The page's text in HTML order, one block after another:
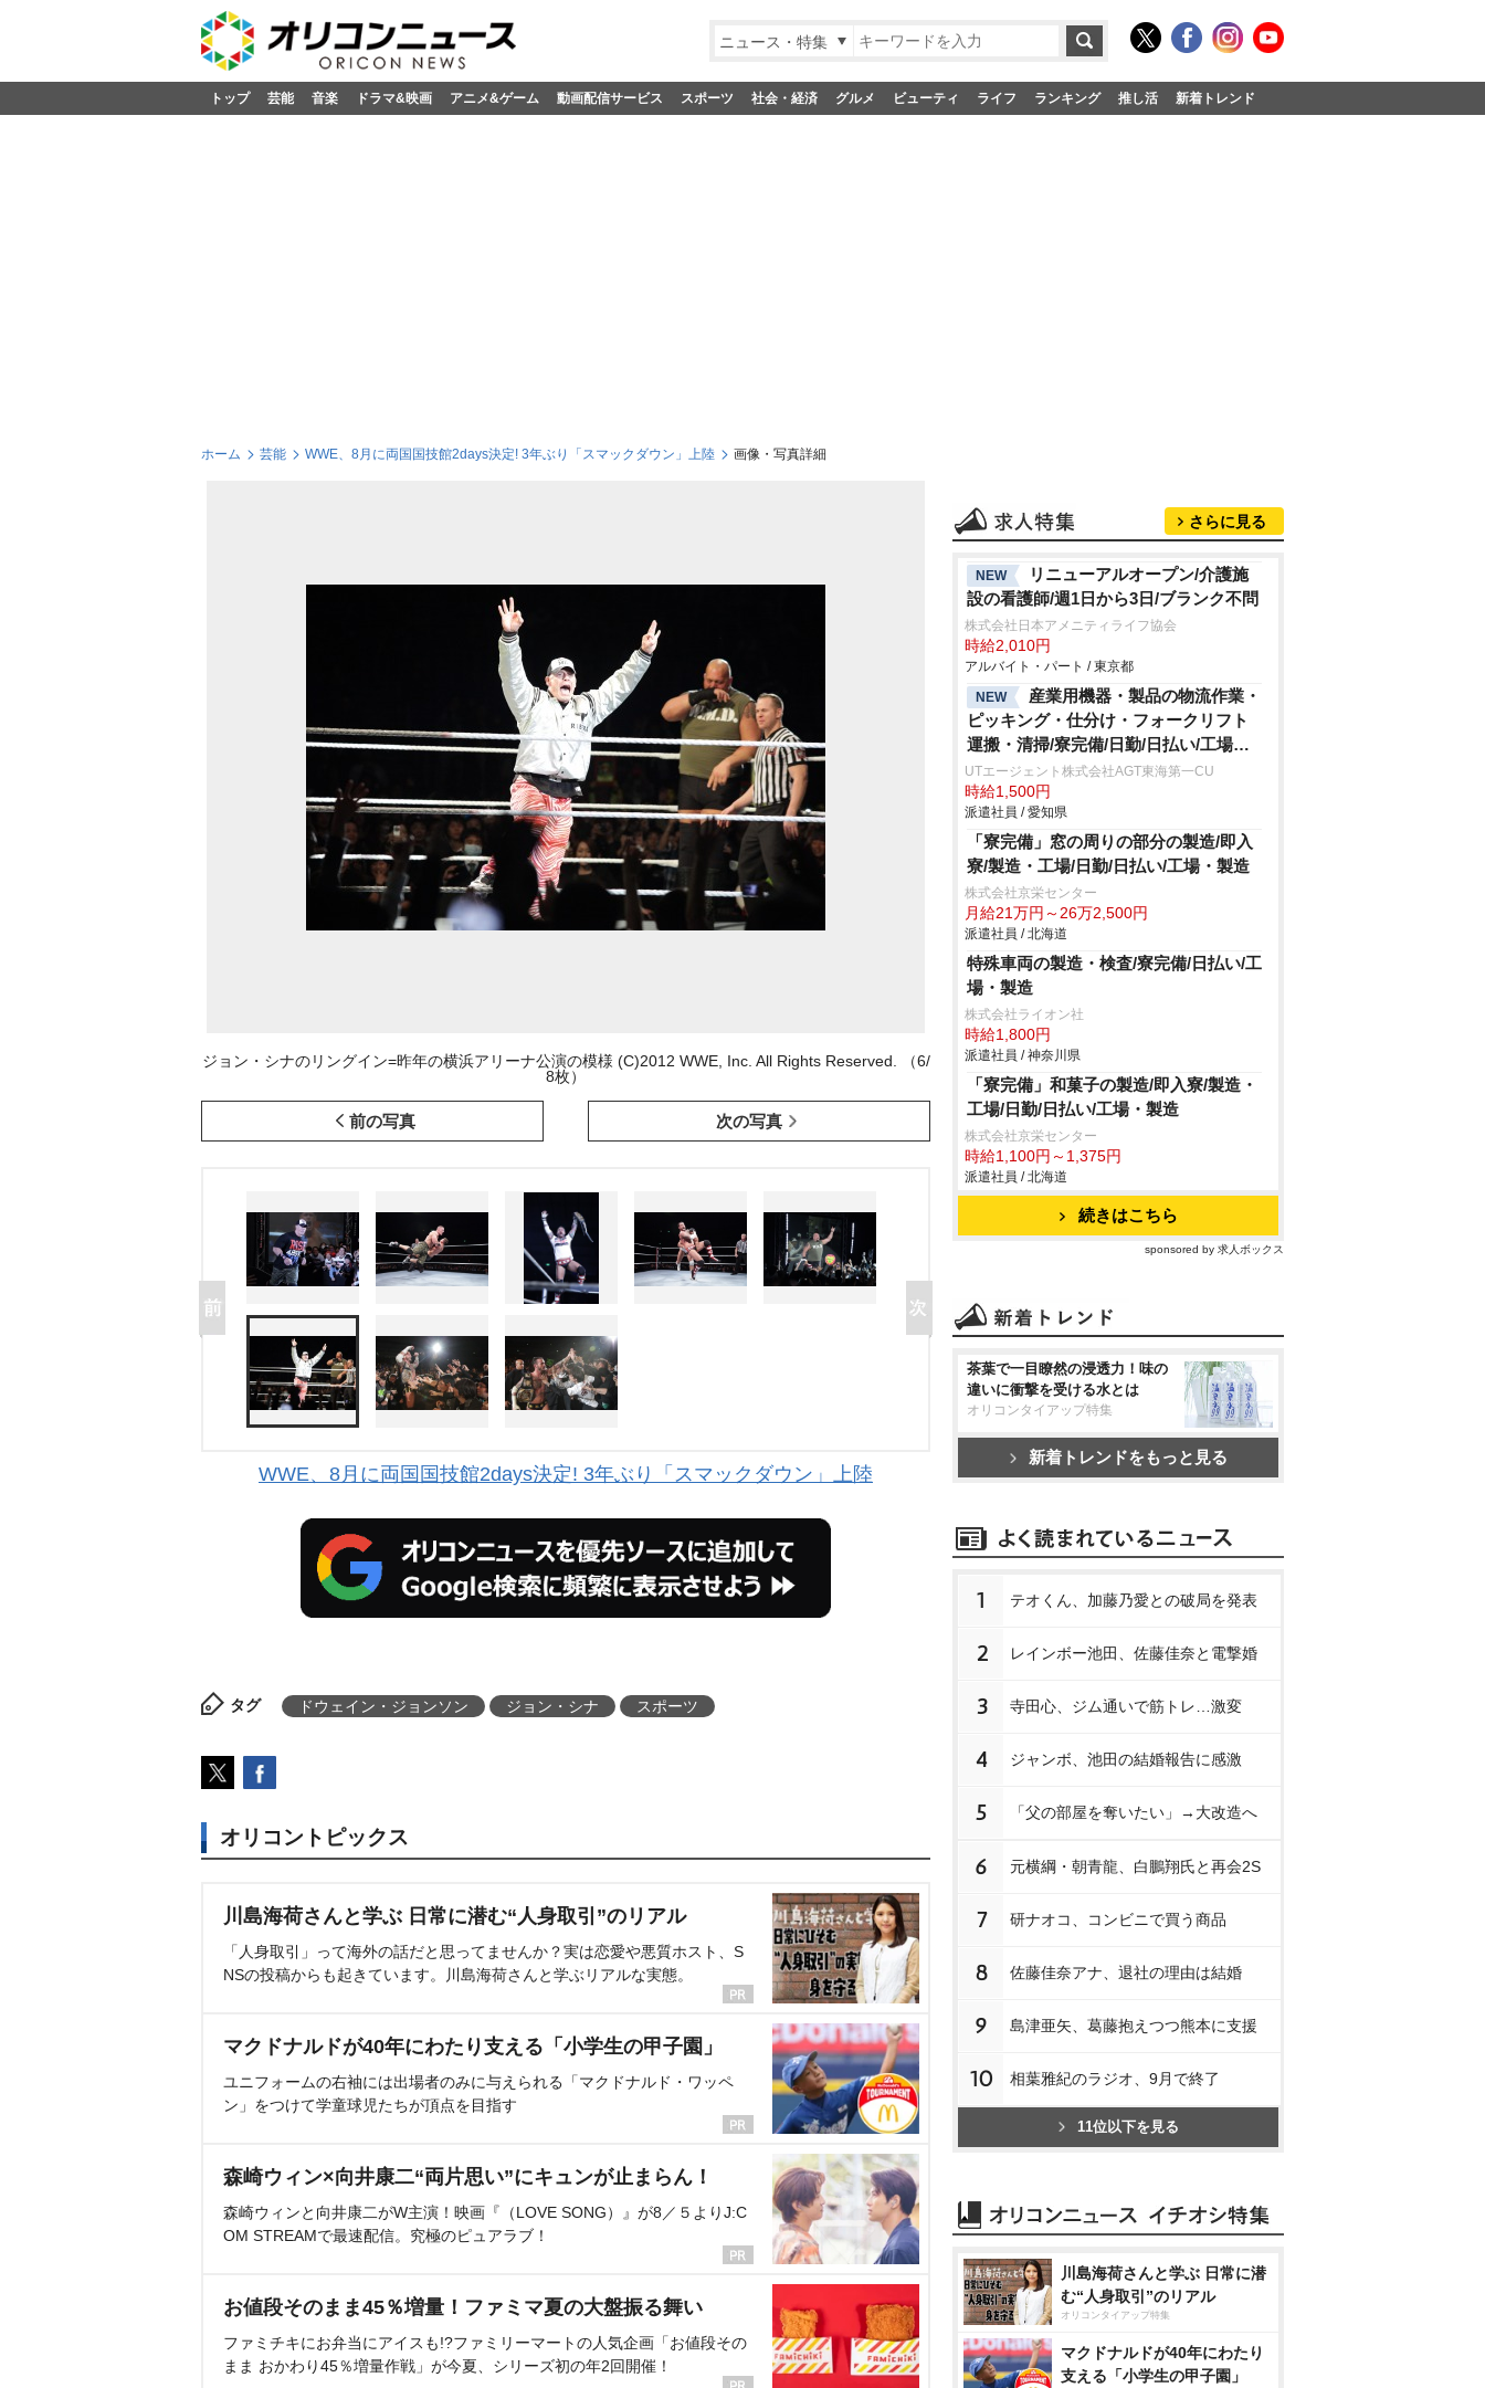
ニュース・特集
トップ 芸能 音楽 ドラマ&映画 アニメ&ゲーム 動画配信サービス スポーツ 社会・経済 グルメ ビューティ ライフ ランキング 推し活 新着トレンド
ホーム 芸能 WWE、8月に両国国技館2days決定! 3年ぶり「スマックダウン」上陸 画像・写真詳細
ジョン・シナのリングイン=昨年の横浜アリーナ公演の模様 (C)2012 WWE, Inc. All Rights Reserved. （6/
8枚）
前の写真 次の写真
WWE、8月に両国国技館2days決定! 3年ぶり「スマックダウン」上陸
タグ ドウェイン・ジョンソン ジョン・シナ スポーツ
オリコントピックス
川島海荷さんと学ぶ 日常に潜む“人身取引”のリアル
「人身取引」って海外の話だと思ってませんか？実は恋愛や悪質ホスト、S
NSの投稿からも起きています。川島海荷さんと学ぶリアルな実態。
マクドナルドが40年にわたり支える「小学生の甲子園」
ユニフォームの右袖には出場者のみに与えられる「マクドナルド・ワッペ
ン」をつけて学童球児たちが頂点を目指す
森崎ウィン×向井康二“両片思い”にキュンが止まらん！
森崎ウィンと向井康二がW主演！映画『（LOVE SONG）』が8／５よりJ:C
OM STREAMで最速配信。究極のピュアラブ！
お値段そのまま45％増量！ファミマ夏の大盤振る舞い
ファミチキにお弁当にアイスも!?ファミリーマートの人気企画「お値段その
まま おかわり45％増量作戦」が今夏、シリーズ初の年2回開催！
さらに見る
NEW
リニューアルオープン/介護施
設の看護師/週1日から3日/ブランク不問
株式会社日本アメニティライフ協会
時給2,010円
アルバイト・パート / 東京都
NEW
産業用機器・製品の物流作業・
ピッキング・仕分け・フォークリフト
運搬・清掃/寮完備/日勤/日払い/工場・
製造
UTエージェント株式会社AGT東海第一CU
時給1,500円
派遣社員 / 愛知県
「寮完備」窓の周りの部分の製造/即入
寮/製造・工場/日勤/日払い/工場・製造
株式会社京栄センター
月給21万円～26万2,500円
派遣社員 / 北海道
特殊車両の製造・検査/寮完備/日払い/工
場・製造
株式会社ライオン社
時給1,800円
派遣社員 / 神奈川県
「寮完備」和菓子の製造/即入寮/製造・
工場/日勤/日払い/工場・製造
株式会社京栄センター
時給1,100円～1,375円
派遣社員 / 北海道
続きはこちら
sponsored by 求人ボックス
茶葉で一目瞭然の浸透力！味の
違いに衝撃を受ける水とは
オリコンタイアップ特集
新着トレンドをもっと見る
1 テオくん、加藤乃愛との破局を発表
2 レインボー池田、佐藤佳奈と電撃婚
3 寺田心、ジム通いで筋トレ…激変
4 ジャンボ、池田の結婚報告に感激
5 「父の部屋を奪いたい」→大改造へ
6 元横綱・朝青龍、白鵬翔氏と再会2S
7 研ナオコ、コンビニで買う商品
8 佐藤佳奈アナ、退社の理由は結婚
9 島津亜矢、葛藤抱えつつ熊本に支援
10 相葉雅紀のラジオ、9月で終了
11位以下を見る
川島海荷さんと学ぶ 日常に潜
む“人身取引”のリアル
オリコンタイアップ特集
マクドナルドが40年にわたり
支える「小学生の甲子園」